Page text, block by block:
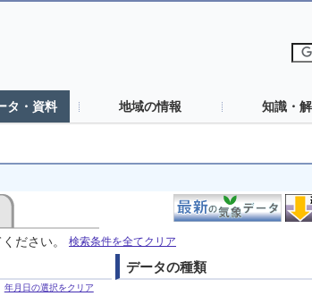
タ・資料 地域の情報 知識・
ださい。 検索条件を全てクリア
年月日の選択をクリア
データの種類